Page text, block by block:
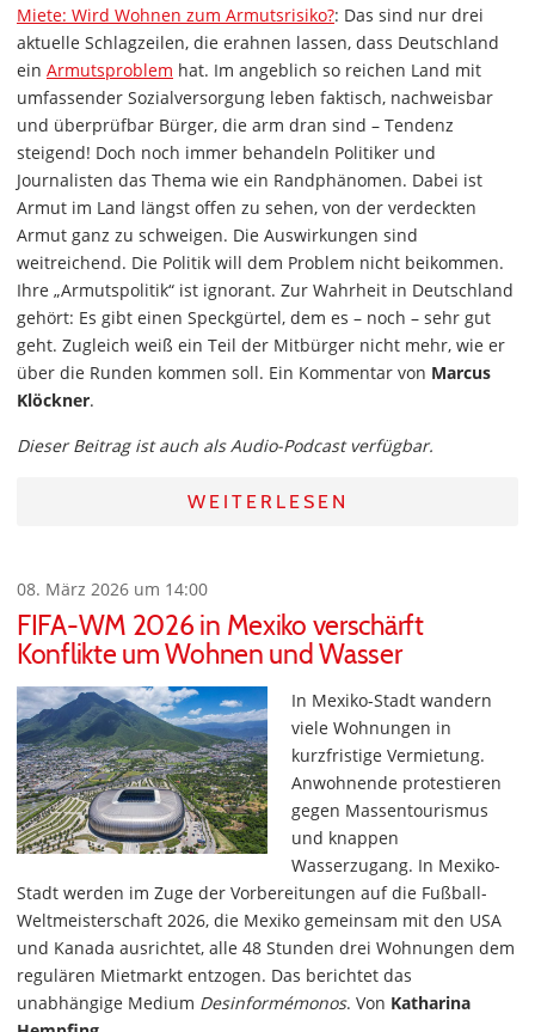
Miete: Wird Wohnen zum Armutsrisiko?: Das sind nur drei
aktuelle Schlagzeilen, die erahnen lassen, dass Deutschland
ein Armutsproblem hat. Im angeblich so reichen Land mit
umfassender Sozialversorgung leben faktisch, nachweisbar
und überprüfbar Bürger, die arm dran sind – Tendenz
steigend! Doch noch immer behandeln Politiker und
Journalisten das Thema wie ein Randphänomen. Dabei ist
Armut im Land längst offen zu sehen, von der verdeckten
Armut ganz zu schweigen. Die Auswirkungen sind
weitreichend. Die Politik will dem Problem nicht beikommen.
Ihre „Armutspolitik“ ist ignorant. Zur Wahrheit in Deutschland
gehört: Es gibt einen Speckgürtel, dem es – noch – sehr gut
geht. Zugleich weiß ein Teil der Mitbürger nicht mehr, wie er
über die Runden kommen soll. Ein Kommentar von Marcus
Klöckner.
Dieser Beitrag ist auch als Audio-Podcast verfügbar.
WEITERLESEN
08. März 2026 um 14:00
FIFA-WM 2026 in Mexiko verschärft
Konflikte um Wohnen und Wasser
In Mexiko-Stadt wandern
viele Wohnungen in
kurzfristige Vermietung.
Anwohnende protestieren
gegen Massentourismus
und knappen
Wasserzugang. In Mexiko-
Stadt werden im Zuge der Vorbereitungen auf die Fußball-
Weltmeisterschaft 2026, die Mexiko gemeinsam mit den USA
und Kanada ausrichtet, alle 48 Stunden drei Wohnungen dem
regulären Mietmarkt entzogen. Das berichtet das
unabhängige Medium Desinformémonos. Von Katharina